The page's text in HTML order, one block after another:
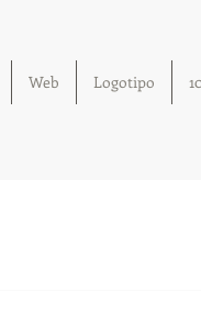
Web Logotipo